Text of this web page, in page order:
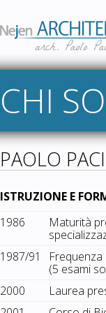
CHI
PAOLO
ISTRUZIONE E
1986
Maturità
1987/91
Frequenza
(5 esami
2000
Laurea